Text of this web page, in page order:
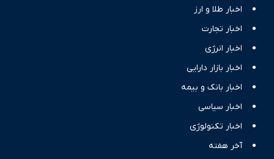
اخبار طلا و ارز
اخبار تجارت
اخبار انرژی
اخبار بازار دارایی
اخبار بانک و بیمه
اخبار سیاسی
اخبار تکنولوژی
آخر هفته